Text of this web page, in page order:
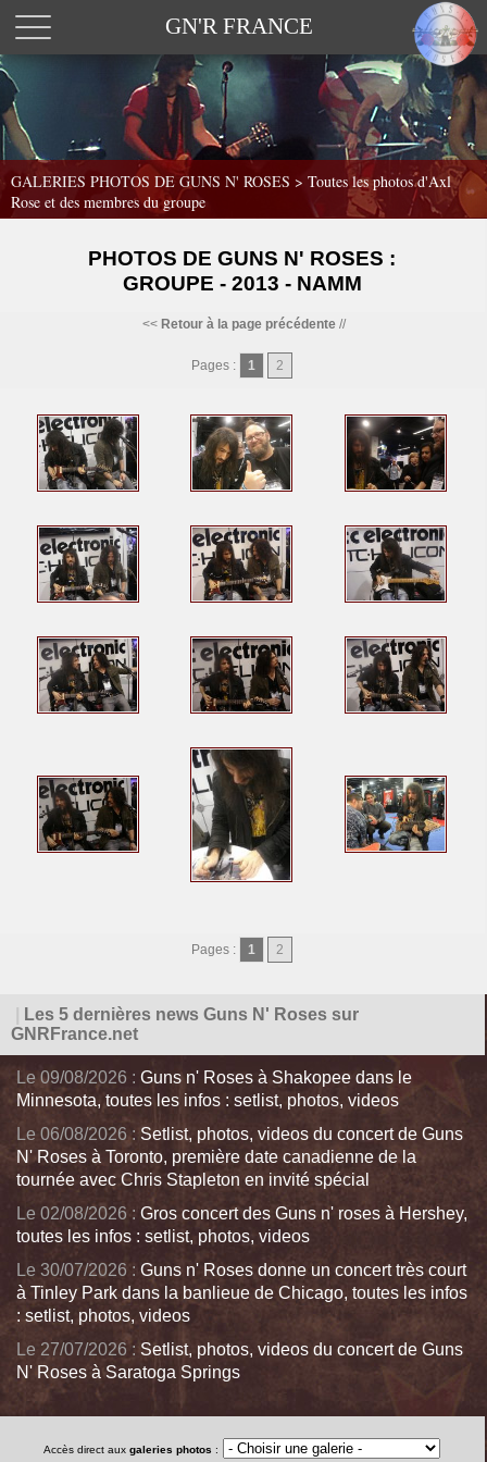
GN'R FRANCE
GALERIES PHOTOS DE GUNS N' ROSES > Toutes les photos d'Axl
Rose et des membres du groupe
PHOTOS DE GUNS N' ROSES :
GROUPE - 2013 - NAMM
<< Retour à la page précédente//
Pages : 1 2
Pages : 1 2
Les 5 dernières news Guns N' Roses sur
GNRFrance.net
Le 09/08/2026 : Guns n' Roses à Shakopee dans le
Minnesota, toutes les infos : setlist, photos, videos
Le 06/08/2026 : Setlist, photos, videos du concert de Guns
N' Roses à Toronto, première date canadienne de la
tournée avec Chris Stapleton en invité spécial
Le 02/08/2026 : Gros concert des Guns n' roses à Hershey,
toutes les infos : setlist, photos, videos
Le 30/07/2026 : Guns n' Roses donne un concert très court
à Tinley Park dans la banlieue de Chicago, toutes les infos
: setlist, photos, videos
Le 27/07/2026 : Setlist, photos, videos du concert de Guns
N' Roses à Saratoga Springs
Accès direct auxgaleries photos :